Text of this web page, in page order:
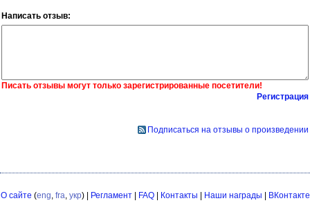
Написать отзыв:
Писать отзывы могут только зарегистрированные посетители!
Регистрация
Подписаться на отзывы о произведении
О сайте (eng fra укр) | Регламент| FAQ| Контакты | Наши награды | ВКонтакте